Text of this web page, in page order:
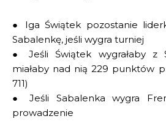
● Iga Świątek pozostanie
Sabalenkę, jeśli wygra turniej
● Jeśli Świątek wygrałaby z
miałaby nad nią 229 punktów
711)
● Jeśli Sabalenka wygra
prowadzenie